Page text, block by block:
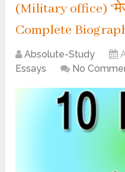
(Military office)
Complete
Absolute-Study
Essays
No